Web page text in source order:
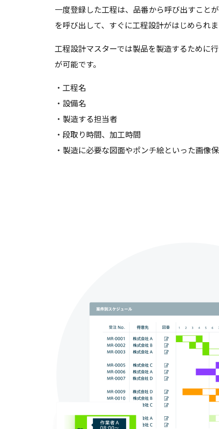
一度登録した工程は、品番から呼び出すこと
を呼び出して、すぐに工程設計がはじめられ
工程設計マスターでは製品を製造するために
が可能です。
・工程名
・設備名
・製造する担当者
・段取り時間、加工時間
・製造に必要な図面やポンチ絵といった画像